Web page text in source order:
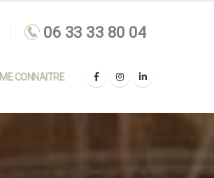
ME CONNAITRE